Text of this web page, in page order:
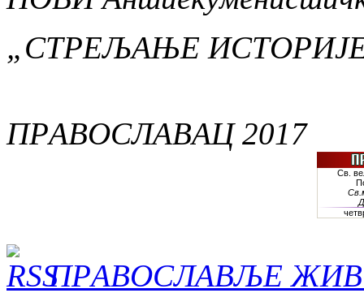
„СТРЕЉАЊЕ
ПРАВОСЛАВАЦ 2017
ПРАВОСЛАВЉЕ